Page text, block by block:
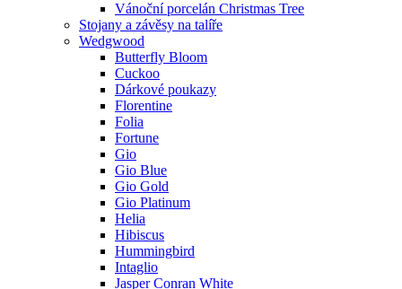
Vánoční porcelán Christmas Tree
Stojany a závěsy na talíře
Wedgwood
Butterfly Bloom
Cuckoo
Dárkové poukazy
Florentine
Folia
Fortune
Gio
Gio Blue
Gio Gold
Gio Platinum
Helia
Hibiscus
Hummingbird
Intaglio
Jasper Conran White